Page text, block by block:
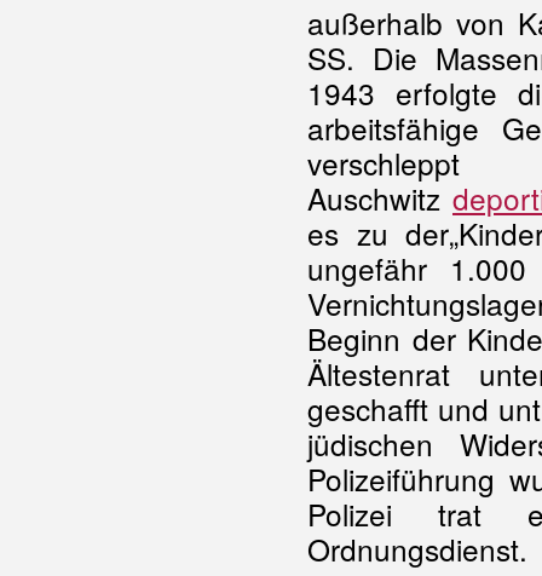
außerhalb von
SS. Die
1943 erfolgte
arbeitsfähige
Auschwitz
es zu
ungefähr
Beginn der
Ältestenrat
geschafft und
jüdischen
Polizeiführung
Polizei trat
Ordnungsdienst.